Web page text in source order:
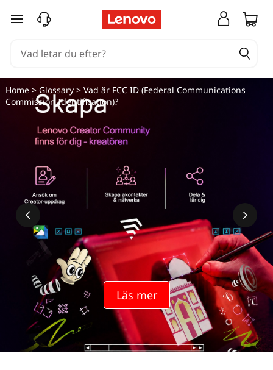
hoppa vidare till huvudinnehållet
Läs mer
Home> Glossary> Vad är FCC ID (Federal Communications
Commission Identification)?